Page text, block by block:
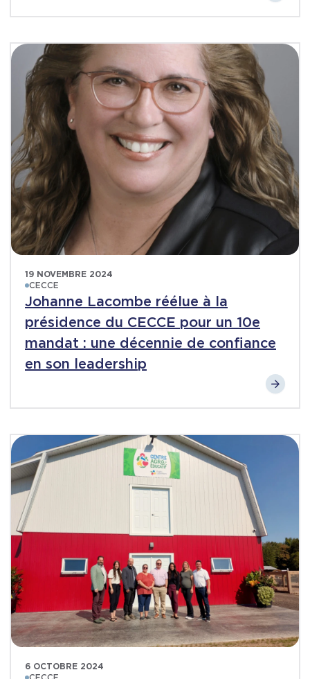
19 NOVEMBRE 2024
CECCE
Johanne Lacombe réélue à la
présidence du CECCE pour un 10e
mandat : une décennie de confiance
en son leadership
6 OCTOBRE 2024